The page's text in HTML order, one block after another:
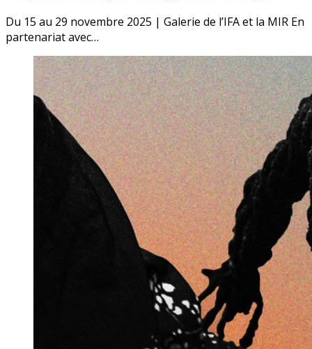
Du 15 au 29 novembre 2025 | Galerie de l’IFA et la MIR En
partenariat avec…